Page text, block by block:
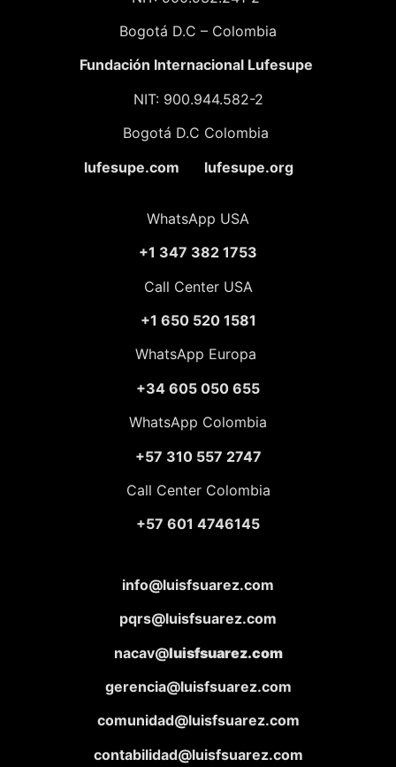
Bogotá D.C – Colombia
Fundación Internacional Lufesupe
NIT: 900.944.582-2
Bogotá D.C Colombia
lufesupe.com lufesupe.org
WhatsApp USA
+1 347 382 1753
Call Center USA
+1 650 520 1581
WhatsApp Europa
+34 605 050 655
WhatsApp Colombia
+57 310 557 2747
Call Center Colombia
+57 601 4746145
info@luisfsuarez.com
pqrs@luisfsuarez.com
nacav@luisfsuarez.com
gerencia@luisfsuarez.com
comunidad@luisfsuarez.com
contabilidad@luisfsuarez.com